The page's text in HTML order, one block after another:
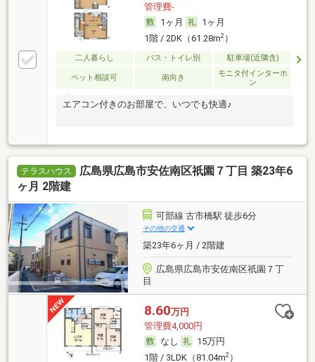
管理費-
1ヶ月
1ヶ月
1階 / 2DK（61.28m2）
二人暮らし バス・トイレ別 駐車場(近隣含)
ペット相談可 南向き
モニタ付インターホ
ン
エアコン付きのお部屋で、いつでも快適♪
テラスハウス
広島県広島市安佐南区祇園７丁目 築23年6
ヶ月 2階建
可部線 古市橋駅 徒歩6分
その他の交通
築23年6ヶ月 / 2階建
広島県広島市安佐南区祇園７丁
目
8.60万円
管理費4,000円
なし
15万円
1階 / 3LDK（81.04m2）